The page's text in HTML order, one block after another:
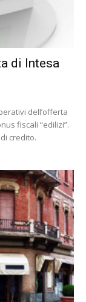
di Intesa
dell’offerta
fiscali “edilizi”.
credito.